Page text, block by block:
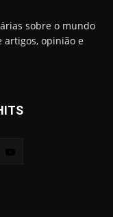
sobre o mundo
artigos, opinião e